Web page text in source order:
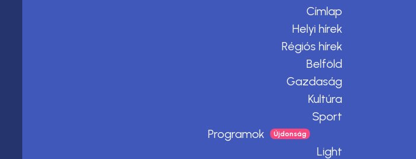
Címlap
Helyi hírek
Régiós hírek
Belföld
Gazdaság
Kultúra
Sport
Programok
Light